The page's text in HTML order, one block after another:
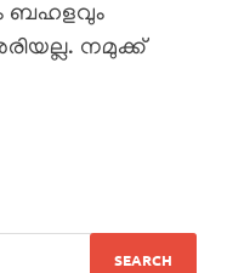
ബഹളവും
നമുക്ക്